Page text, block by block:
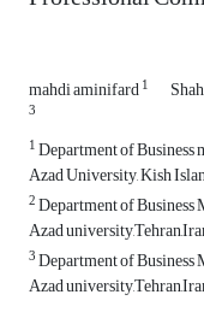
mahdi aminifard1
3
1Department of Business
Azad University, Kish
2Department of Business
Azad
3Department of
Azad